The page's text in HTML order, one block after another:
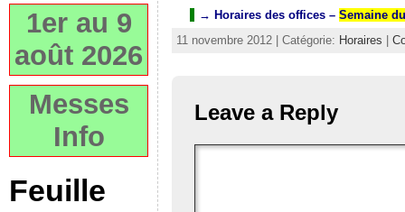
1er au 9
août 2026
Messes
Info
Feuille
→ Horaires des offices – Semaine
11 novembre 2012 | Catégorie: Horaires
Leave a Reply